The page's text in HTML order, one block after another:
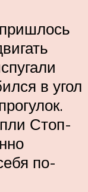
в угол
Стоп-
по-